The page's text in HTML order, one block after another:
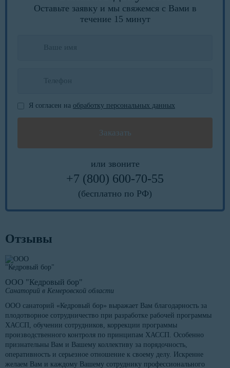
Оставьте заявку и мы свяжемся с Вами в
течение 15 минут
Я согласен на обработку персональных данных
или звоните
+7 (800) 600-70-55
(бесплатно по РФ)
Отзывы
ООО "Кедровый бор"
Санаторий в Кемеровской области
ООО санаторий «Кедровый бор» выражает Вам благодарность за
плодотворное сотрудничество при разработке рабочей программы
ХАССП, обучении сотрудников, коррекции программы
производственного контроля по принципам ХАССП. Особенно
признательны Вам и Вашему коллективу за порядочность,
оперативность и серьезное отношение к своему делу. Искренне
желаем Вам и каждому Вашему сотруднику профессионального